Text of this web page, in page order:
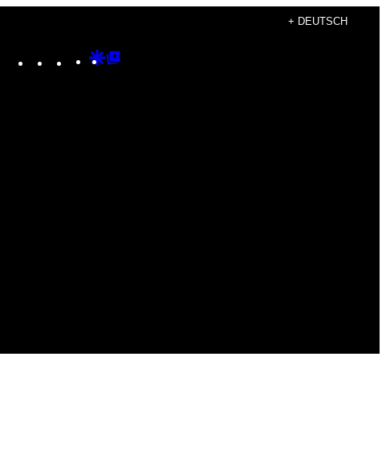
+ DEUTSCH
Instagram
TikTokYouTube
Google